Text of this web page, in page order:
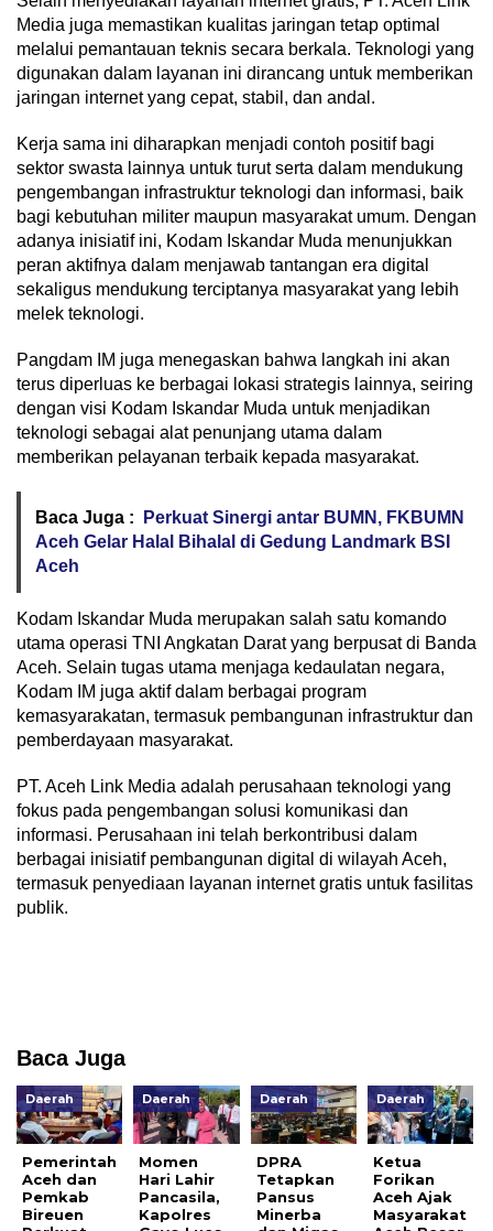
Media juga memastikan kualitas jaringan tetap optimal
melalui pemantauan teknis secara berkala. Teknologi yang
digunakan dalam layanan ini dirancang untuk memberikan
jaringan internet yang cepat, stabil, dan andal.
Kerja sama ini diharapkan menjadi contoh positif bagi
sektor swasta lainnya untuk turut serta dalam mendukung
pengembangan infrastruktur teknologi dan informasi, baik
bagi kebutuhan militer maupun masyarakat umum. Dengan
adanya inisiatif ini, Kodam Iskandar Muda menunjukkan
peran aktifnya dalam menjawab tantangan era digital
sekaligus mendukung terciptanya masyarakat yang lebih
melek teknologi.
Pangdam IM juga menegaskan bahwa langkah ini akan
terus diperluas ke berbagai lokasi strategis lainnya, seiring
dengan visi Kodam Iskandar Muda untuk menjadikan
teknologi sebagai alat penunjang utama dalam
memberikan pelayanan terbaik kepada masyarakat.
Baca Juga :
Perkuat Sinergi antar BUMN, FKBUMN
Aceh Gelar Halal Bihalal di Gedung Landmark BSI
Aceh
Kodam Iskandar Muda merupakan salah satu komando
utama operasi TNI Angkatan Darat yang berpusat di Banda
Aceh. Selain tugas utama menjaga kedaulatan negara,
Kodam IM juga aktif dalam berbagai program
kemasyarakatan, termasuk pembangunan infrastruktur dan
pemberdayaan masyarakat.
PT. Aceh Link Media adalah perusahaan teknologi yang
fokus pada pengembangan solusi komunikasi dan
informasi. Perusahaan ini telah berkontribusi dalam
berbagai inisiatif pembangunan digital di wilayah Aceh,
termasuk penyediaan layanan internet gratis untuk fasilitas
publik.
Baca Juga
Daerah
Pemerintah
Aceh dan
Pemkab
Bireuen
Daerah
Momen
Hari Lahir
Pancasila,
Kapolres
Daerah
DPRA
Tetapkan
Pansus
Minerba
Daerah
Ketua
Forikan
Aceh Ajak
Masyarakat